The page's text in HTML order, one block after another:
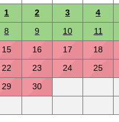
1 2 3 4
8 9 10 11
15 16 17 18
22 23 24 25
29
30